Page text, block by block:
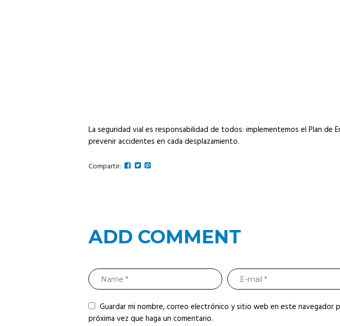
La seguridad vial es responsabilidad de todos: implementemos el Plan de
prevenir accidentes en cada desplazamiento.
Compartir:
ADD COMMENT
Guardar mi nombre, correo electrónico y sitio web en este navegador
próxima vez que haga un comentario.